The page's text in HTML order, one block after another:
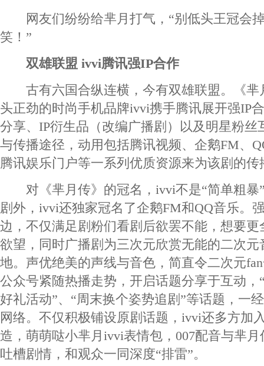
网友们纷纷给芈月打气，“别低头王冠会
笑！”
双雄联盟 ivvi腾讯强IP合作
古有六国合纵连横，今有双雄联盟。《芈
头正劲的时尚手机品牌ivvi携手腾讯展开强IP
分享、IP衍生品（改编广播剧）以及明星粉丝
与传播途径，动用包括腾讯视频、企鹅FM、
腾讯娱乐门户等一系列优质资源来为该剧的传
对《芈月传》的冠名，ivvi不是“简单粗暴
剧外，ivvi还独家冠名了企鹅FM和QQ音乐。
边，不仅满足剧粉们看剧后欲罢不能，想要
欲望，同时广播剧为三次元欣赏无能的二次
地。声优绝美的声线与音色，简直令二次元
公众号紧随热播走势，开启话题分享于互动，
好礼活动”、“周末换个姿势追剧”等话题，一
网络。不仅积极铺设原剧话题，ivvi还多方加
造，萌萌哒小芈月ivvi表情包，007配音与芈
吐槽剧情，和观众一同深度“排雷”。